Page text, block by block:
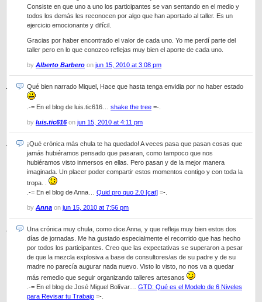
Consiste en que uno a uno los participantes se van sentando en el medio y
todos los demás les reconocen por algo que han aportado al taller. Es un
ejercicio emocionante y difícil.
Gracias por haber encontrado el valor de cada uno. Yo me perdí parte del
taller pero en lo que conozco reflejas muy bien el aporte de cada uno.
by Alberto Barbero on jun 15, 2010 at 3:08 pm
Qué bien narrado Miquel, Hace que hasta tenga envidia por no haber estado
.-= En el blog de luis.tic616… shake the tree =-.
by luis.tic616 on jun 15, 2010 at 4:11 pm
¡Qué crónica más chula te ha quedado! A veces pasa que pasan cosas que
jamás hubiéramos pensado que pasaran, como tampoco que nos
hubiéramos visto inmersos en ellas. Pero pasan y de la mejor manera
imaginada. Un placer poder compartir estos momentos contigo y con toda la
tropa. .
.-= En el blog de Anna… Quid pro quo 2.0 [cat] =-.
by Anna on jun 15, 2010 at 7:56 pm
Una crónica muy chula, como dice Anna, y que refleja muy bien estos dos
días de jornadas. Me ha gustado especialmente el recorrido que has hecho
por todos los participantes. Creo que las expectativas se superaron a pesar
de que la mezcla explosiva a base de consultores/as de su padre y de su
madre no parecía augurar nada nuevo. Visto lo visto, no nos va a quedar
más remedio que seguir organizando talleres artesanos
.-= En el blog de José Miguel Bolívar… GTD: Qué es el Modelo de 6 Niveles
para Revisar tu Trabajo =-.